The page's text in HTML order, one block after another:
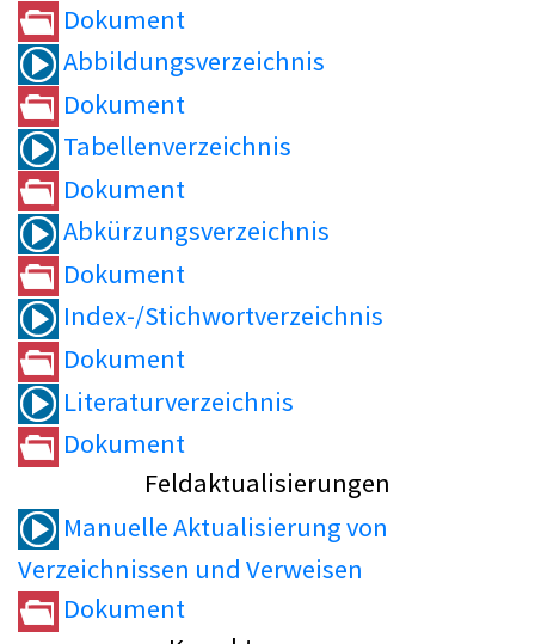
Dokument
Abbildungsverzeichnis
Dokument
Tabellenverzeichnis
Dokument
Abkürzungsverzeichnis
Dokument
Index-/Stichwortverzeichnis
Dokument
Literaturverzeichnis
Dokument
Feldaktualisierungen
Manuelle Aktualisierung von
Verzeichnissen und Verweisen
Dokument